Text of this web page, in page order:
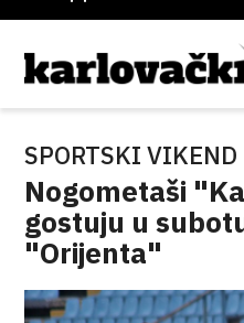
SPORTSKI VIKEND
Nogometaši
gostuju u
"Orijenta"